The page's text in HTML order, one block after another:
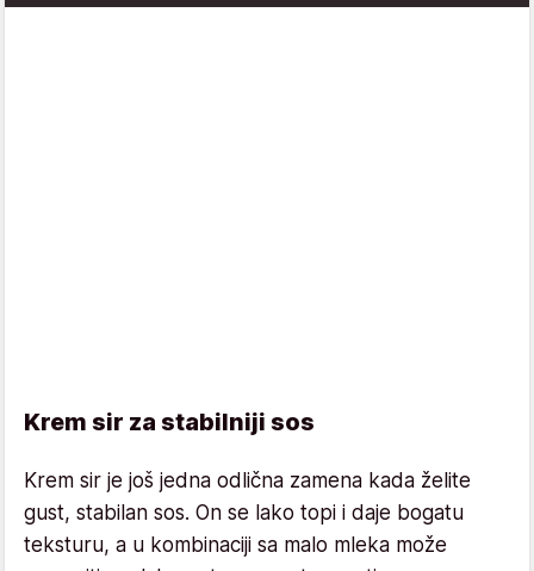
Krem sir za stabilniji sos
Krem sir je još jedna odlična zamena kada želite
gust, stabilan sos. On se lako topi i daje bogatu
teksturu, a u kombinaciji sa malo mleka može